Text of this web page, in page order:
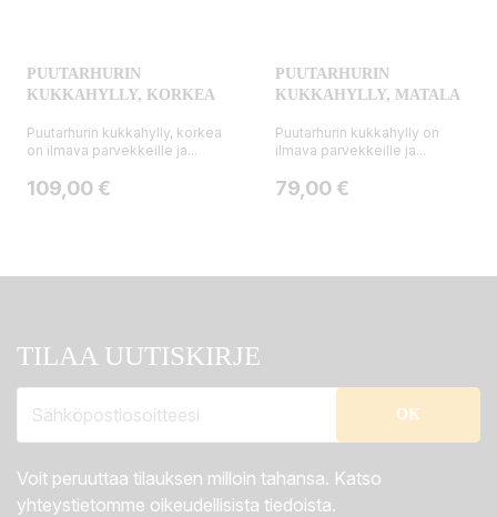
PUUTARHURIN
KUKKAHYLLY, KORKEA
Puutarhurin kukkahylly, korkea
on ilmava parvekkeille ja...
Hinta
109,00 €
PUUTARHURIN
KUKKAHYLLY, MATALA
Puutarhurin kukkahylly on
ilmava parvekkeille ja...
Hinta
79,00 €
TILAA UUTISKIRJE
Voit peruuttaa tilauksen milloin tahansa. Katso
yhteystietomme oikeudellisista tiedoista.